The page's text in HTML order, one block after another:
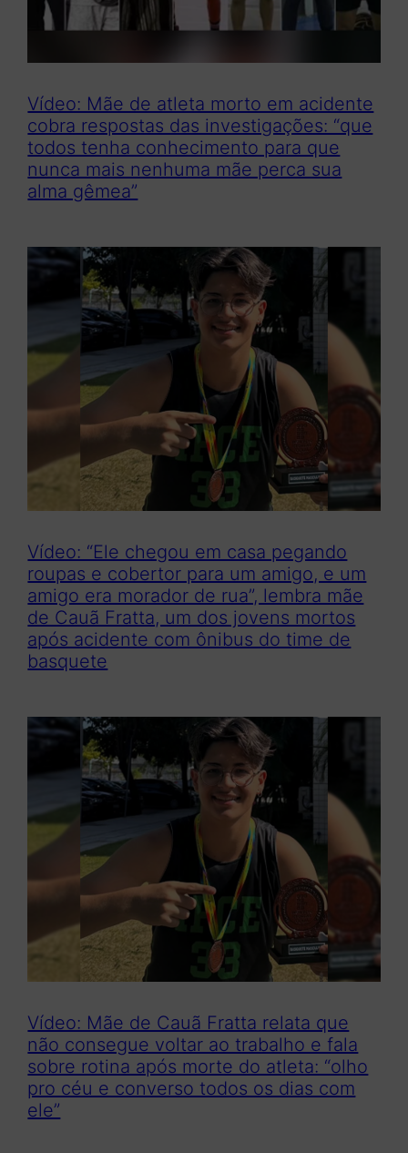
Vídeo: Mãe de atleta morto em acidente
cobra respostas das investigações: “que
todos tenha conhecimento para que
nunca mais nenhuma mãe perca sua
alma gêmea”
Vídeo: “Ele chegou em casa pegando
roupas e cobertor para um amigo, e um
amigo era morador de rua”, lembra mãe
de Cauã Fratta, um dos jovens mortos
após acidente com ônibus do time de
basquete
Vídeo: Mãe de Cauã Fratta relata que
não consegue voltar ao trabalho e fala
sobre rotina após morte do atleta: “olho
pro céu e converso todos os dias com
ele”